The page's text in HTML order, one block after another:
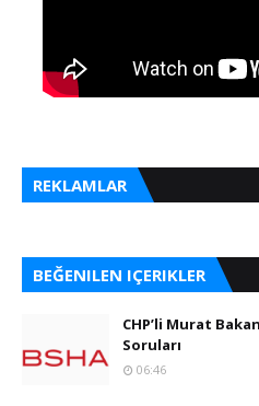
REKLAMLAR
BEĞENILEN IÇERIKLER
CHP’li Murat
Soruları
06:46